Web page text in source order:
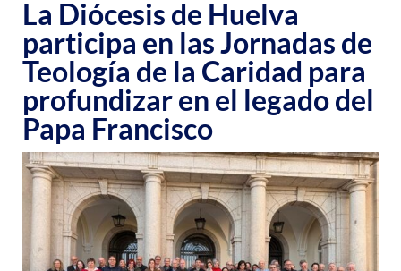
La Diócesis de Huelva
participa en las Jornadas de
Teología de la Caridad para
profundizar en el legado del
Papa Francisco